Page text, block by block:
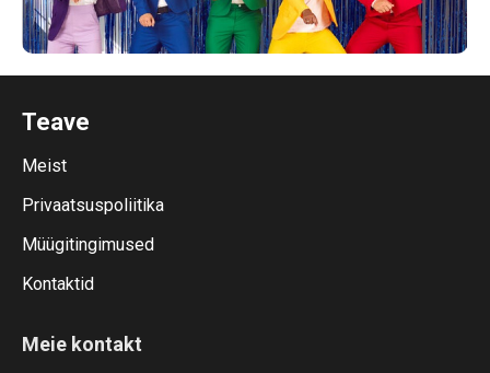
Teave
Meist
Privaatsuspoliitika
Müügitingimused
Kontaktid
Meie kontakt